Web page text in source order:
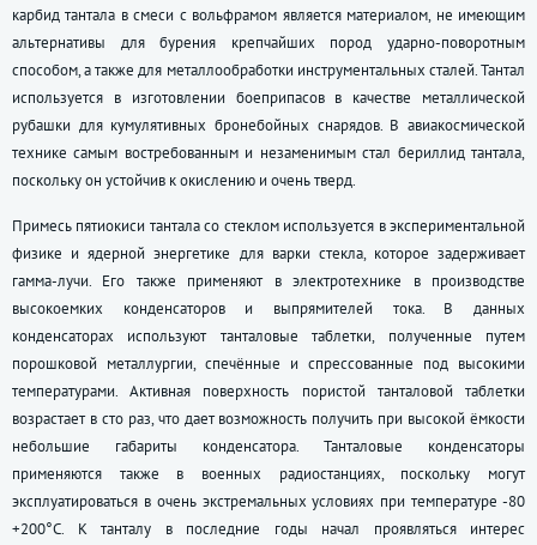
карбид тантала в смеси с вольфрамом является материалом, не имеющим
альтернативы для бурения крепчайших пород ударно-поворотным
способом, а также для металлообработки инструментальных сталей. Тантал
используется в изготовлении боеприпасов в качестве металлической
рубашки для кумулятивных бронебойных снарядов. В авиакосмической
технике самым востребованным и незаменимым стал бериллид тантала,
поскольку он устойчив к окислению и очень тверд.
Примесь пятиокиси тантала со стеклом используется в экспериментальной
физике и ядерной энергетике для варки стекла, которое задерживает
гамма-лучи. Его также применяют в электротехнике в производстве
высокоемких конденсаторов и выпрямителей тока. В данных
конденсаторах используют танталовые таблетки, полученные путем
порошковой металлургии, спечённые и спрессованные под высокими
температурами. Активная поверхность пористой танталовой таблетки
возрастает в сто раз, что дает возможность получить при высокой ёмкости
небольшие габариты конденсатора. Танталовые конденсаторы
применяются также в военных радиостанциях, поскольку могут
эксплуатироваться в очень экстремальных условиях при температуре -80
+200°С. К танталу в последние годы начал проявляться интерес